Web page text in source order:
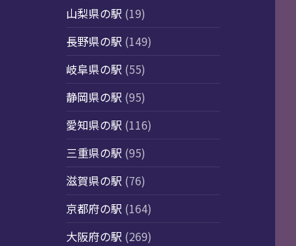
山梨県の駅 (19)
長野県の駅 (149)
岐阜県の駅 (55)
静岡県の駅 (95)
愛知県の駅 (116)
三重県の駅 (95)
滋賀県の駅 (76)
京都府の駅 (164)
大阪府の駅 (269)